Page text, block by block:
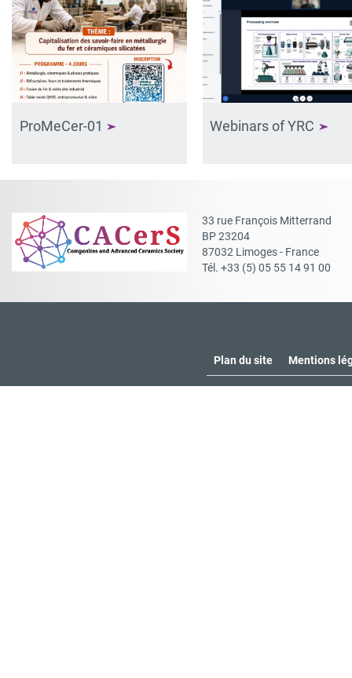
ProMeCer-01 Webinars of YRC
33 rue François Mitterrand
BP 23204
87032 Limoges - France
Tél. +33 (5) 05 55 14 91 00
Plan du site Mentions